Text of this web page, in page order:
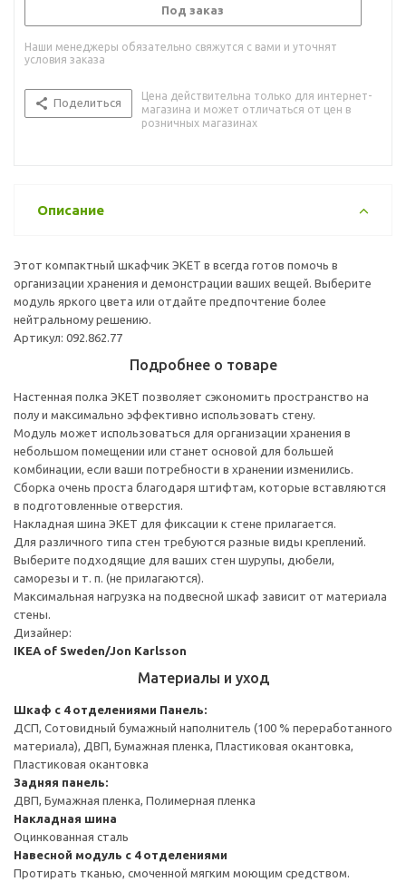
Под заказ
Наши менеджеры обязательно свяжутся с вами и уточнят
условия заказа
Поделиться
Цена действительна только для интернет-
магазина и может отличаться от цен в
розничных магазинах
Описание
Этот компактный шкафчик ЭКЕТ в всегда готов помочь в
организации хранения и демонстрации ваших вещей. Выберите
модуль яркого цвета или отдайте предпочтение более
нейтральному решению.
Артикул: 092.862.77
Подробнее о товаре
Настенная полка ЭКЕТ позволяет сэкономить пространство на
полу и максимально эффективно использовать стену.
Модуль может использоваться для организации хранения в
небольшом помещении или станет основой для большей
комбинации, если ваши потребности в хранении изменились.
Сборка очень проста благодаря штифтам, которые вставляются
в подготовленные отверстия.
Накладная шина ЭКЕТ для фиксации к стене прилагается.
Для различного типа стен требуются разные виды креплений.
Выберите подходящие для ваших стен шурупы, дюбели,
саморезы и т. п. (не прилагаются).
Максимальная нагрузка на подвесной шкаф зависит от материала
стены.
Дизайнер:
IKEA of Sweden/Jon Karlsson
Материалы и уход
Шкаф с 4 отделениями Панель:
ДСП, Сотовидный бумажный наполнитель (100 % переработанного
материала), ДВП, Бумажная пленка, Пластиковая окантовка,
Пластиковая окантовка
Задняя панель:
ДВП, Бумажная пленка, Полимерная пленка
Накладная шина
Оцинкованная сталь
Навесной модуль с 4 отделениями
Протирать тканью, смоченной мягким моющим средством.